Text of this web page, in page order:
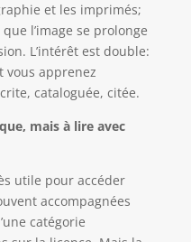
et les imprimés;
l’image se prolonge
L’intérêt est double:
vous apprenez
cataloguée, citée.
mais à lire avec
utile pour accéder
accompagnées
catégorie